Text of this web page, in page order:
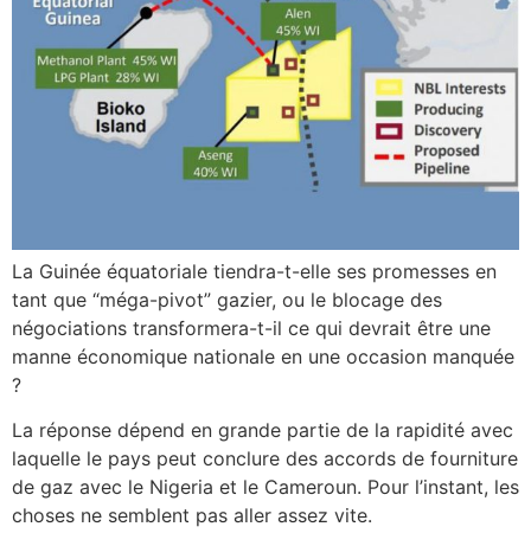
La Guinée équatoriale tiendra-t-elle ses promesses en
tant que “méga-pivot” gazier, ou le blocage des
négociations transformera-t-il ce qui devrait être une
manne économique nationale en une occasion manquée
?
La réponse dépend en grande partie de la rapidité avec
laquelle le pays peut conclure des accords de fourniture
de gaz avec le Nigeria et le Cameroun. Pour l’instant, les
choses ne semblent pas aller assez vite.